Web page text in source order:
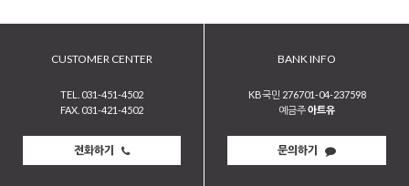
CUSTOMER CENTER
TEL. 031-451-4502
FAX. 031-421-4502
전화하기
BANK INFO
KB국민 276701-04-237598
예금주아트유
문의하기